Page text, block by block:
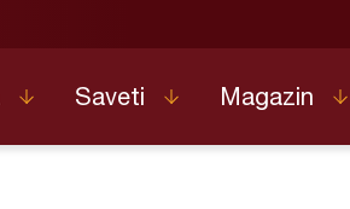
Saveti Magazin